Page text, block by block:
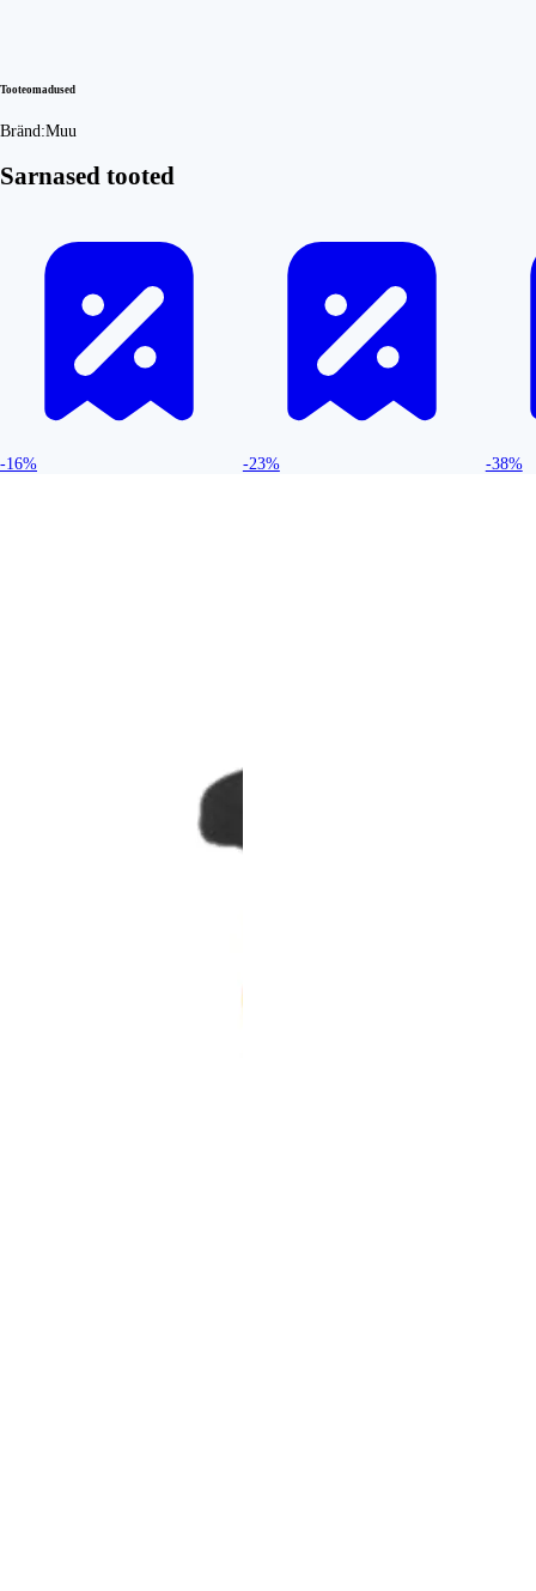
Tooteomadused
Bränd:Muu
Sarnased tooted
-16% -23% -38%